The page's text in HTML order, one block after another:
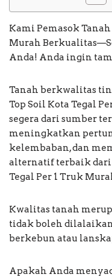
Kami Pemasok
Murah
Anda! Anda ingin
Tanah berkwalitas
Top Soil Kota Tegal
segera dari sumber
meningkatkan
kelembaban, dan
alternatif terbaik dari
Tegal Per 1 Truk
Kwalitas tanah
tidak boleh
berkebun atau
Apakah Anda